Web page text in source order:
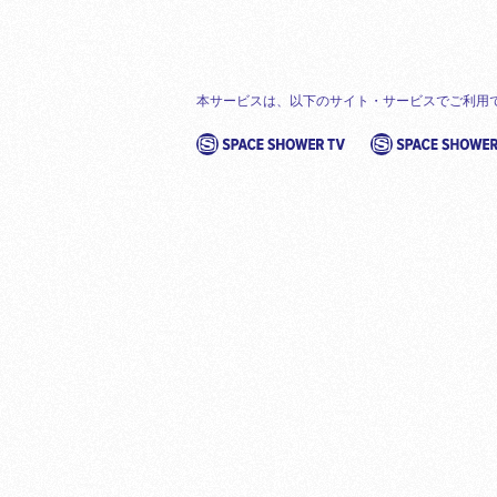
本サービスは、以下のサイト・サービスでご利用